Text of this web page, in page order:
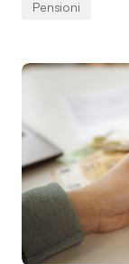
Pensioni